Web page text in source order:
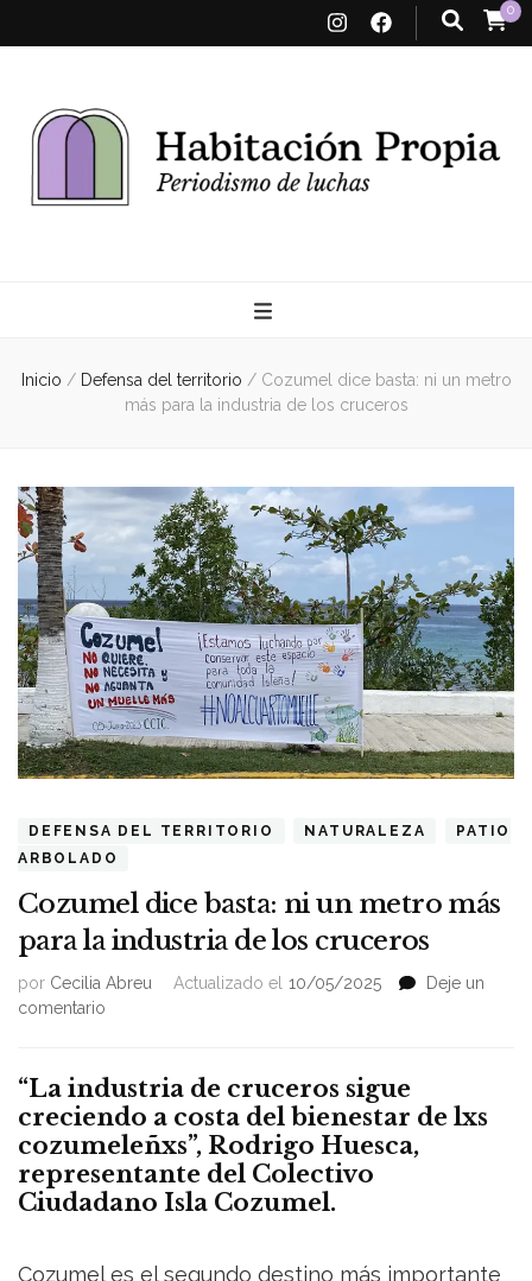
0
Propia
Inicio / Defensa del territorio / Cozumel dice basta: ni un metro
más para la industria de los cruceros
DEFENSA DEL TERRITORIO NATURALEZA
PATIO
ARBOLADO
Cozumel dice basta: ni un metro más
para la industria de los cruceros
por Cecilia Abreu Actualizado el 10/05/2025
Deje un
comentario
basta:
un
metro
más
para
“La industria de cruceros sigue
creciendo a costa del bienestar de lxs
cozumeleñxs”, Rodrigo Huesca,
representante del Colectivo
Ciudadano Isla Cozumel.
Cozumel es el segundo destino más importante